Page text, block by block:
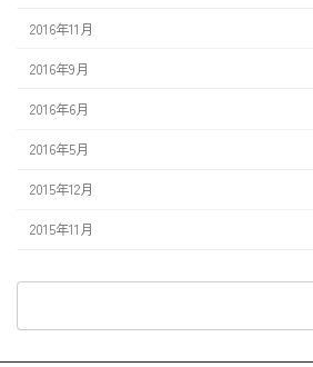
2016年11月
2016年9月
2016年6月
2016年5月
2015年12月
2015年11月
検